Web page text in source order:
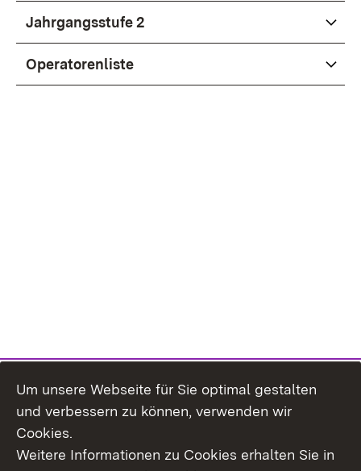
Jahr­gangs­stu­fe 2
Ope­ra­to­ren­lis­te
Um unsere Webseite für Sie optimal gestalten
und verbessern zu können, verwenden wir
Cookies.
Weitere Informationen zu Cookies erhalten Sie in